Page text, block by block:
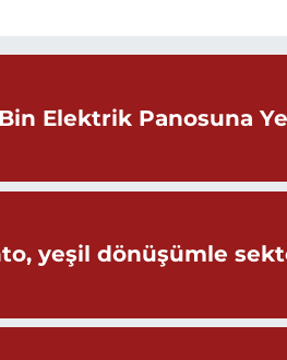
Elektrik Panosuna
yeşil dönüşümle